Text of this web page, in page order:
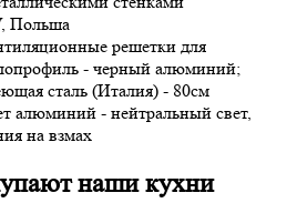
Польша
решетки для
- черный алюминий;
сталь (Италия) - 80см
алюминий - нейтральный свет,
на взмах
наши кухни